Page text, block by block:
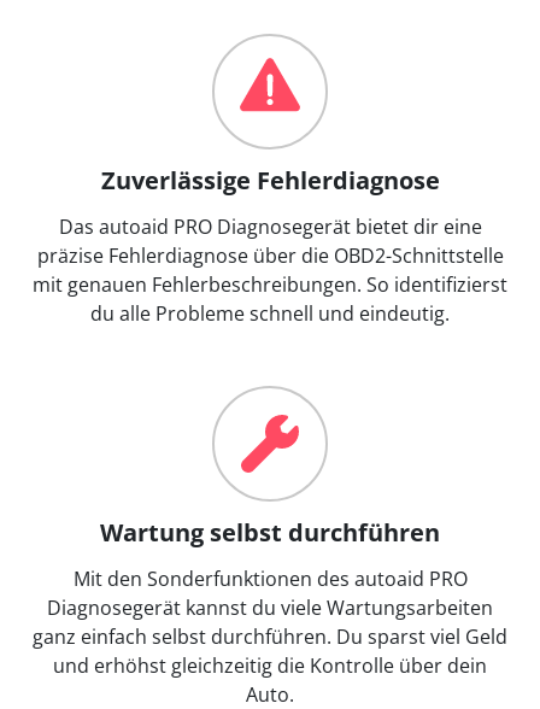
Zuverlässige Fehlerdiagnose
Das autoaid PRO Diagnosegerät bietet dir eine
präzise Fehlerdiagnose über die OBD2-Schnittstelle
mit genauen Fehlerbeschreibungen. So identifizierst
du alle Probleme schnell und eindeutig.
Wartung selbst durchführen
Mit den Sonderfunktionen des autoaid PRO
Diagnosegerät kannst du viele Wartungsarbeiten
ganz einfach selbst durchführen. Du sparst viel Geld
und erhöhst gleichzeitig die Kontrolle über dein
Auto.